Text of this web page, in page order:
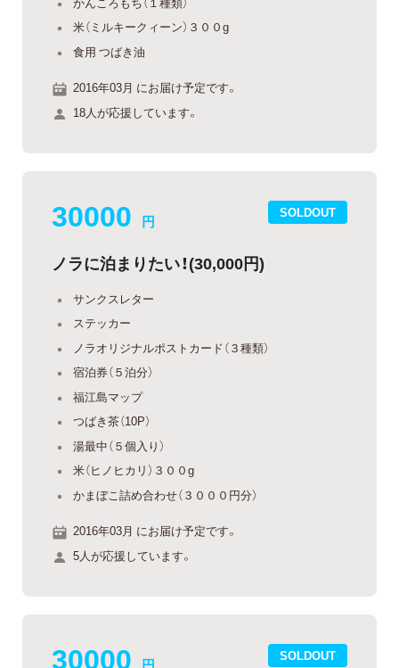
米（ミルキークィーン）３００g
食用 つばき油
2016年03月 にお届け予定です。
18人が応援しています。
SOLDOUT
30000 円
ノラに泊まりたい！(30,000円)
サンクスレター
ステッカー
ノラオリジナルポストカード（３種類）
宿泊券（５泊分）
福江島マップ
つばき茶（10P）
湯最中（５個入り）
米（ヒノヒカリ）３００g
かまぼこ詰め合わせ（３０００円分）
2016年03月 にお届け予定です。
5人が応援しています。
SOLDOUT
30000 円